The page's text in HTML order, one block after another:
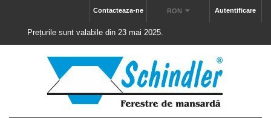
Autentificare
RON
Contacteaza-ne
Prețurile sunt valabile din 23 mai 2025.